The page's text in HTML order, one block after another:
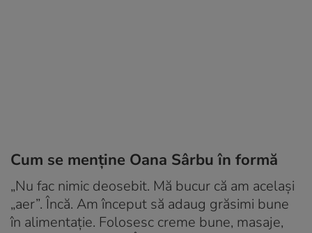
Cum se menține Oana Sârbu în formă
„Nu fac nimic deosebit. Mă bucur că am același
„aer”. Încă. Am început să adaug grăsimi bune
în alimentație. Folosesc creme bune, masaje,